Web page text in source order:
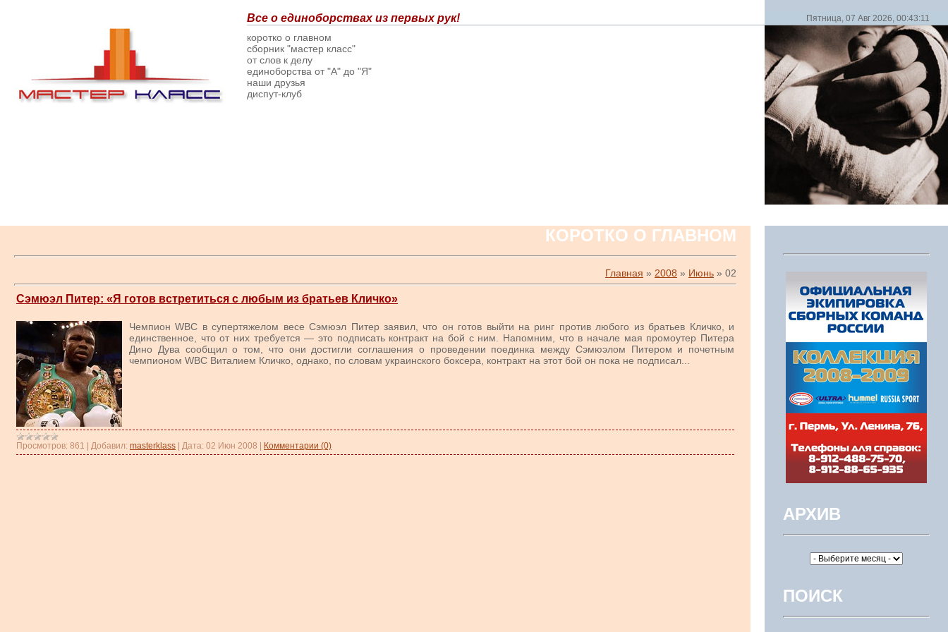
Все о единоборствах из первых рук! Пятница, 07 Авг 2026, 00:43:11
коротко о главном
сборник "мастер класс"
от слов к делу
единоборства от "А" до "Я"
наши друзья
диспут-клуб
КОРОТКО О ГЛАВНОМ
Главная » 2008 » Июнь » 02
Сэмюэл Питер: «Я готов встретиться с любым из братьев Кличко»
Чемпион WBC в супертяжелом весе Сэмюэл Питер заявил, что он готов выйти на ринг против любого из братьев Кличко, и
единственное, что от них требуется — это подписать контракт на бой с ним. Напомним, что в начале мая промоутер Питера
Дино Дува сообщил о том, что они достигли соглашения о проведении поединка между Сэмюэлом Питером и почетным
чемпионом WBC Виталием Кличко, однако, по словам украинского боксера, контракт на этот бой он пока не подписал...
Просмотров: 861 Добавил: masterklass Дата: 02 Июн 2008 Комментарии (0)
АРХИВ
ПОИСК